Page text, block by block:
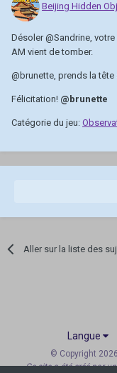
Beijing Hidden
Désoler@Sandrine ,
AM vient de tomber.
@brunette , prends la
Félicitation! @brunette
Catégorie du jeu:
Aller sur la liste des
Langue
© Copyright
Ce site a été créé par